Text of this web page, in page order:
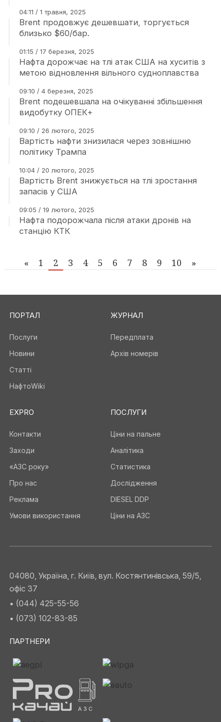
04:11 / 1 травня, 2025
Brent продовжує дешевшати, торгується
близько $60/бар.
01:15 / 17 березня, 2025
Нафта дорожчає на тлі атак США на хуситів з
метою відновлення вільного судноплавства
09:10 / 4 березня, 2025
Brent подешевшала на очікуванні збільшення
видобутку ОПЕК+
09:10 / 26 лютого, 2025
Вартість нафти знизилася через зовнішню
політику Трампа
10:04 / 20 лютого, 2025
Вартість Brent знижується на тлі зростання
запасів у США
09:05 / 19 лютого, 2025
Нафта подорожчала після атаки дронів на
станцію КТК
« 1 2 3 4 5 6 7 8 9 10 »
ПОРТАЛ
Послуги
Новини
Статті
НафтоWiki
ЖУРНАЛ
Передплата
Архів номерів
EXPRO
Контакти
Заходи
«АЗС року»
Про нас
Реклама
Умови використання
ПОСЛУГИ
Ціни на пальне
Аналітика
Статистика
Дослідження
DIESEL DDP
Ціни на АЗС
04080, Україна, г. Київ, вул. Костянтинівська, 59/5,
офіс 37
• (044) 425-55-56
• (073) 102-83-85
ПАРТНЕРИ